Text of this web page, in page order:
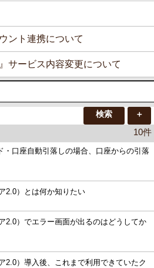
ント連携について
サービス内容変更について
検索 ＋
10件
・口座自動引落しの場合、口座からの引落
2.0）とは何か知りたい
2.0）でエラー画面が出るのはどうしてか
2.0）導入後、これまで利用できていたク